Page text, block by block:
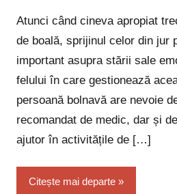
Atunci când cineva apropiat
de boală, sprijinul celor din jur
important asupra stării sale
felului în care gestionează
persoană bolnavă are nevoie
recomandat de medic, dar și
ajutor în activitățile de […]
Citește mai departe